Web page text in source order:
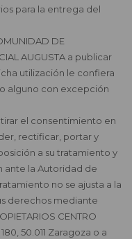
para la entrega del
DE
AUGUSTA a publicar
utilización le confiera
alguno con excepción
el consentimiento en
rectificar, portar y
a su tratamiento y
ante la Autoridad de
no se ajusta a la
derechos mediante
CENTRO
50.011 Zaragoza o a